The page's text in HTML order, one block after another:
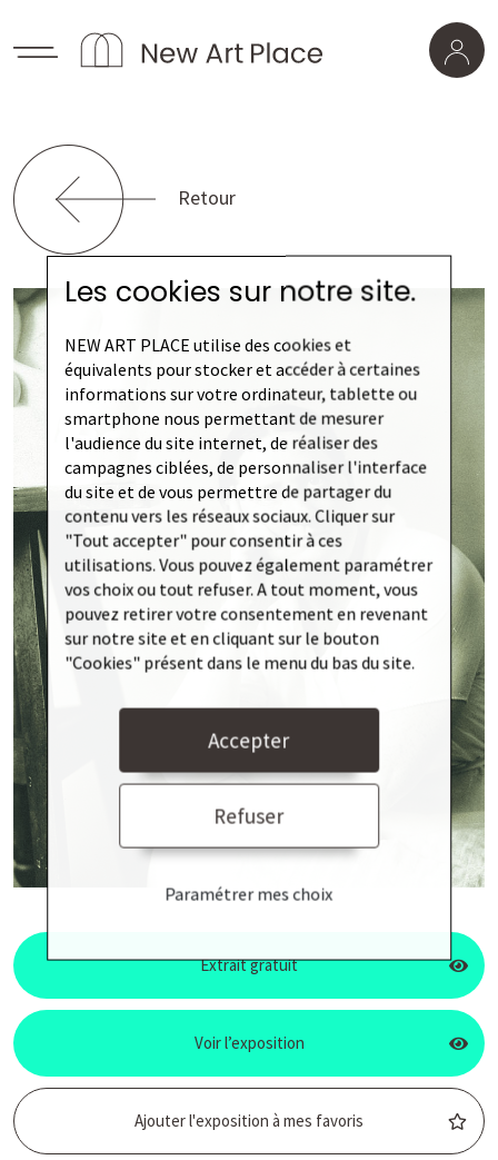
Les cookies sur notre site.
NEW ART PLACE utilise des cookies et
équivalents pour stocker et accéder à certaines
informations sur votre ordinateur, tablette ou
smartphone nous permettant de mesurer
l'audience du site internet, de réaliser des
campagnes ciblées, de personnaliser l'interface
du site et de vous permettre de partager du
contenu vers les réseaux sociaux. Cliquer sur
"Tout accepter" pour consentir à ces
utilisations. Vous pouvez également paramétrer
vos choix ou tout refuser. A tout moment, vous
pouvez retirer votre consentement en revenant
sur notre site et en cliquant sur le bouton
"Cookies" présent dans le menu du bas du site.
Accepter
Refuser
Paramétrer mes choix
Retour
Extrait gratuit
Voir l’exposition
Ajouterl'exposition à mes favoris